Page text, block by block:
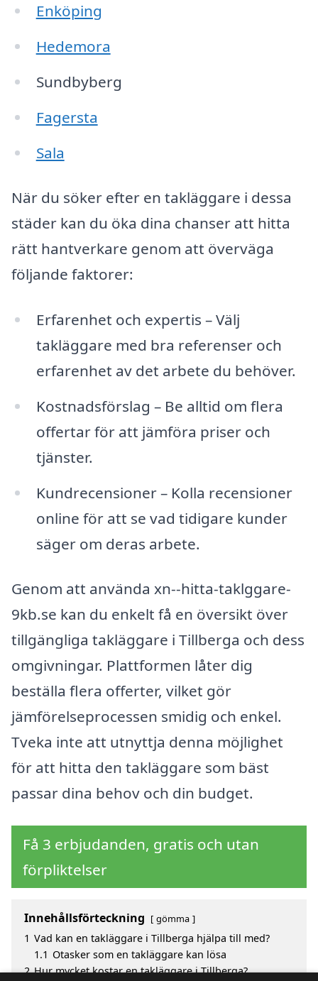
Enköping
Hedemora
Sundbyberg
Fagersta
Sala
När du söker efter en takläggare i dessa
städer kan du öka dina chanser att hitta
rätt hantverkare genom att överväga
följande faktorer:
Erfarenhet och expertis – Välj
takläggare med bra referenser och
erfarenhet av det arbete du behöver.
Kostnadsförslag – Be alltid om flera
offertar för att jämföra priser och
tjänster.
Kundrecensioner – Kolla recensioner
online för att se vad tidigare kunder
säger om deras arbete.
Genom att använda xn--hitta-taklggare-
9kb.se kan du enkelt få en översikt över
tillgängliga takläggare i Tillberga och dess
omgivningar. Plattformen låter dig
beställa flera offerter, vilket gör
jämförelseprocessen smidig och enkel.
Tveka inte att utnyttja denna möjlighet
för att hitta den takläggare som bäst
passar dina behov och din budget.
Få 3 erbjudanden, gratis och utan
förpliktelser
Innehållsförteckning gömma
1 Vad kan en takläggare i Tillberga hjälpa till med?
1.1 Otasker som en takläggare kan lösa
2 Hur mycket kostar en takläggare i Tillberga?